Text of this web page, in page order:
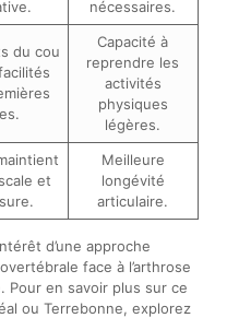
nécessaires.
du cou
Capacité à
reprendre les
activités
physiques
légères.
et
Meilleure
longévité
articulaire.
d’une approche
face à l’arthrose
Pour en savoir plus sur ce
ou Terrebonne, explorez